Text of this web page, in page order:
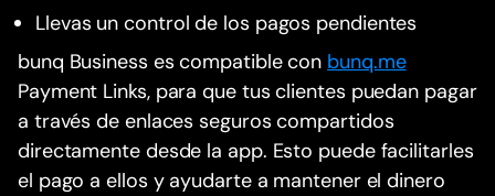
Llevas un control de los pagos pendientes
bunq Business es compatible con bunq.me
Payment Links, para que tus clientes puedan pagar
a través de enlaces seguros compartidos
directamente desde la app. Esto puede facilitarles
el pago a ellos y ayudarte a mantener el dinero